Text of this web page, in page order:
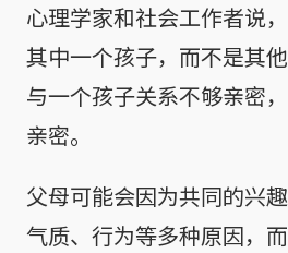
心理学家和社会工作者说
其中一个孩子，而不是其
与一个孩子关系不够亲密
亲密。
父母可能会因为共同的兴
气质、行为等多种原因，